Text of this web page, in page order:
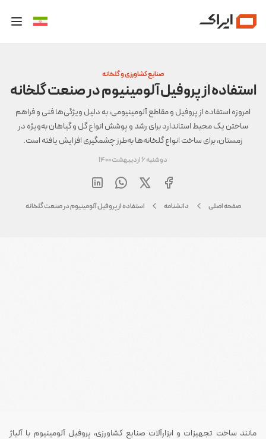
صنایع کشاورزی و گلخانه
استفاده از پروفیل آلومینیوم در صنعت گلخانه
امروزه استفاده از پروفیل و مقاطع آلومینیومی، به دلیل ویژگی‌ها فنی و فراهم
ساختن یک محیط استاندارد برای رشد و پوشش انواع گل و گیاهان به‌ویژه در
زمستان، برای ساخت انواع گلخانه‌ها به‌طرز چشمگیری افزایش یافته است.
دوشنبه 6 اردیبهشت 1400
صفحه اصلی دانشنامه استفاده از پروفیل آلومینیوم در صنعت گلخانه
مانند ساخت تجهیزات و ابزارآلات صنایع کشاورزی، پروفیل آلومینیوم با آلیاژ